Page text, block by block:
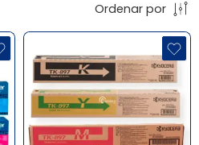
Ordenar por